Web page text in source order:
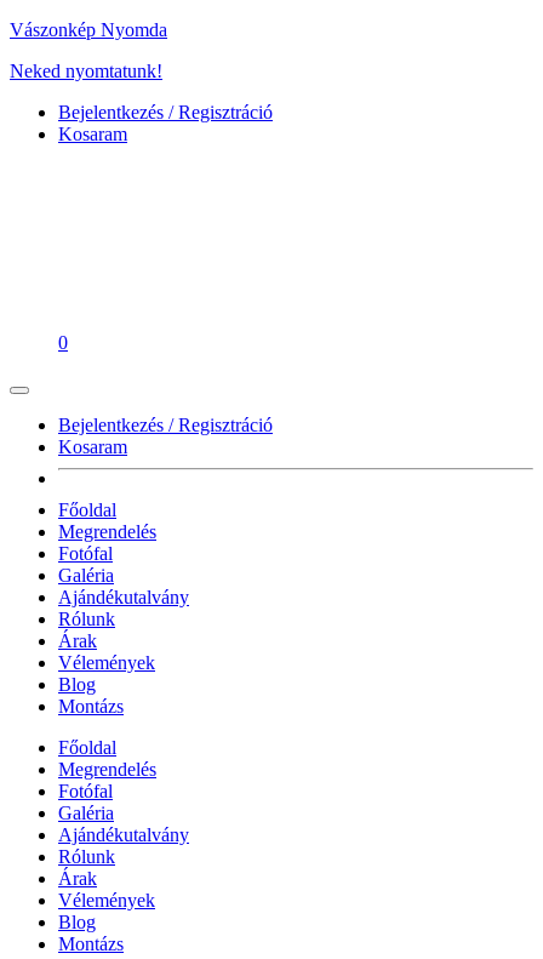
Vászonkép Nyomda
Neked nyomtatunk!
Bejelentkezés / Regisztráció
Kosaram
0
Bejelentkezés / Regisztráció
Kosaram
Főoldal
Megrendelés
Fotófal
Galéria
Ajándékutalvány
Rólunk
Árak
Vélemények
Blog
Montázs
Főoldal
Megrendelés
Fotófal
Galéria
Ajándékutalvány
Rólunk
Árak
Vélemények
Blog
Montázs